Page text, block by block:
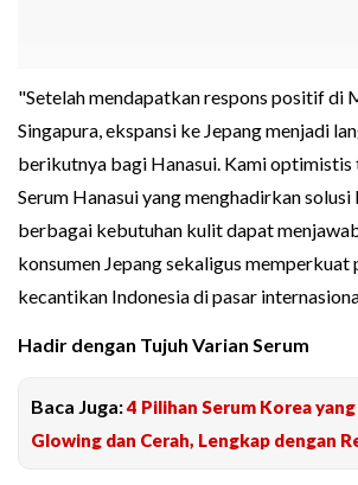
"Setelah mendapatkan respons positif di
Singapura, ekspansi ke Jepang menjadi
berikutnya bagi Hanasui. Kami optimistis
Serum Hanasui yang menghadirkan
berbagai kebutuhan kulit dapat
konsumen Jepang sekaligus memperkuat
kecantikan Indonesia di pasar
Hadir dengan Tujuh Varian Serum
Baca Juga:4 Pilihan Serum Korea
Glowing dan Cerah, Lengkap dengan